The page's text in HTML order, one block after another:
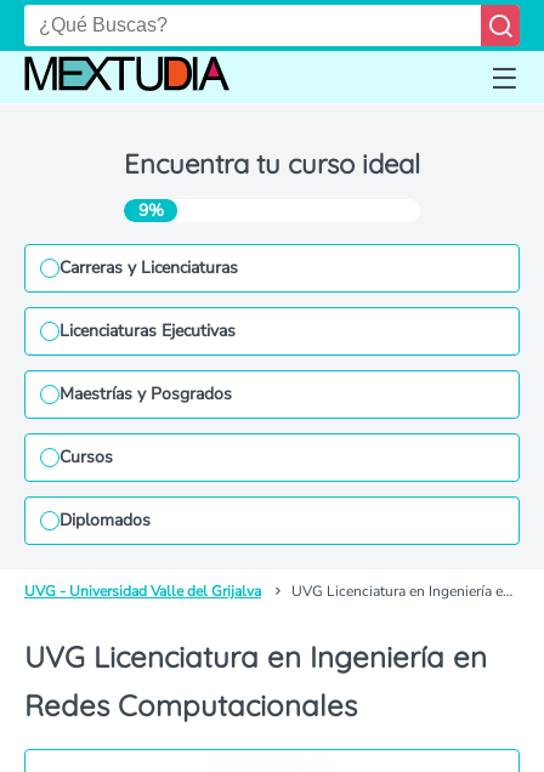
Encuentra tu curso ideal
9%
Carreras y Licenciaturas
Licenciaturas Ejecutivas
Maestrías y Posgrados
Cursos
Diplomados
UVG - Universidad Valle del Grijalva UVG Licenciatura en Ingeniería en Redes Computacionales
UVG Licenciatura en Ingeniería en
Redes Computacionales